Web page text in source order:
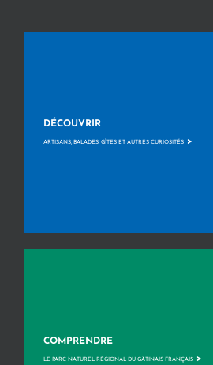
DÉCOUVRIR
ARTISANS, BALADES, GÎTES ET AUTRES CURIOSITÉS >
COMPRENDRE
LE PARC NATUREL RÉGIONAL DU GÂTINAIS FRANÇAIS >